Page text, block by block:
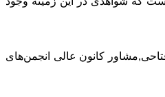
کارگران پیشنهاد به روز رسانی دستمزد برای هر3ماه یکبار را دارند. سعید فتاحی,مشاور کانون عالی انجمن‌های